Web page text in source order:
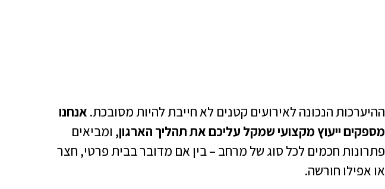
ההיערכות הנכונה לאירועים קטנים לא חייבת להיות מסובכת. אנחנו
מספקים ייעוץ מקצועי שמקל עליכם את תהליך הארגון, ומביאים
פתרונות חכמים לכל סוג של מרחב – בין אם מדובר בבית פרטי, חצר
או אפילו חורשה.